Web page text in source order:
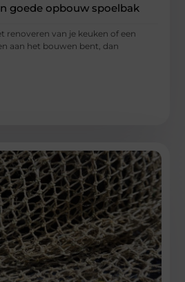
goede opbouw spoelbak
renoveren van je keuken of een
aan het bouwen bent, dan